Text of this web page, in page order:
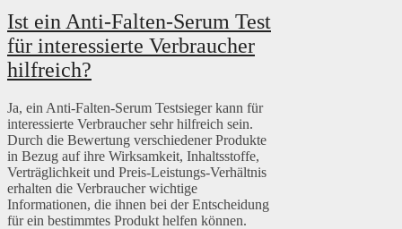
Ist ein Anti-Falten-Serum Test
für interessierte Verbraucher
hilfreich?
Ja, ein Anti-Falten-Serum Testsieger kann für
interessierte Verbraucher sehr hilfreich sein.
Durch die Bewertung verschiedener Produkte
in Bezug auf ihre Wirksamkeit, Inhaltsstoffe,
Verträglichkeit und Preis-Leistungs-Verhältnis
erhalten die Verbraucher wichtige
Informationen, die ihnen bei der Entscheidung
für ein bestimmtes Produkt helfen können.